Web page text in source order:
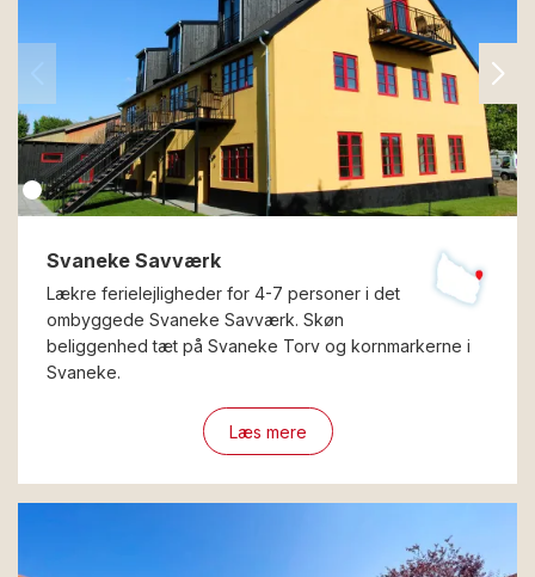
Svaneke Savværk
Lækre ferielejligheder for 4-7 personer i det
ombyggede Svaneke Savværk. Skøn
beliggenhed tæt på Svaneke Torv og kornmarkerne i
Svaneke.
Læs mere